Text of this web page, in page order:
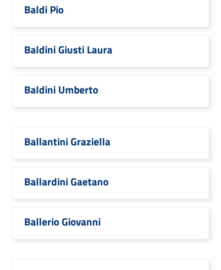
Baldi Pio
Baldini Giusti Laura
Baldini Umberto
Ballantini Graziella
Ballardini Gaetano
Ballerio Giovanni